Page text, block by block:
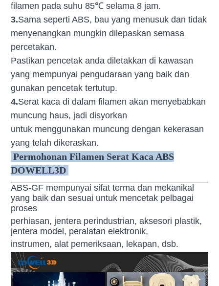
filamen pada suhu 85℃ selama 8 jam.
3.Sama seperti ABS, bau yang menusuk dan tidak
menyenangkan mungkin dilepaskan semasa
percetakan.
Pastikan pencetak anda diletakkan di kawasan
yang mempunyai pengudaraan yang baik dan
gunakan pencetak tertutup.
4.Serat kaca di dalam filamen akan menyebabkan
muncung haus, jadi disyorkan
untuk menggunakan muncung dengan kekerasan
yang telah dikeraskan.
PermohonanFilamen Serat Kaca ABS
DOWELL3D
ABS-GF mempunyai sifat terma dan mekanikal
yang baik dan sesuai untuk mencetak pelbagai
proses
perhiasan, jentera perindustrian, aksesori plastik,
jentera model, peralatan elektronik,
instrumen, alat pemeriksaan, lekapan, dsb.